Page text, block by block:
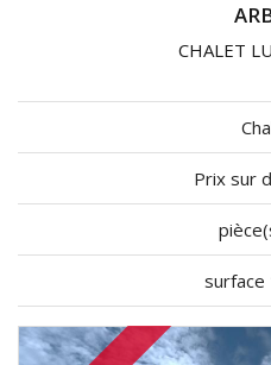
CHALET
Prix sur
surface